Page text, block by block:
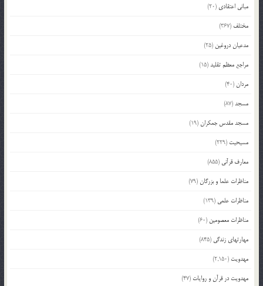
مبانی اعتقادی (20)
مختلف (367)
مدعیان دروغین (25)
مراجع معظم تقلید(15)
مردان(40)
مسجد(87)
مسجد مقدس جمکران(19)
مسیحیت (229)
معارف قرآنی (855)
مناظرات علما و بزرگان(79)
مناظرات علمی (139)
مناظرات معصومین (60)
مهارتهای زندگی (845)
مهدویت (2,150)
مهدویت در قرآن و روایات (47)